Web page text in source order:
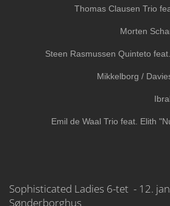
Thomas Clausen Trio
Morten
Steen Rasmussen Quinteto
Mikkelborg /
Emil de Waal Trio feat. Elith
Sophisticated Ladies 6-tet - 12.
Sønderborghus